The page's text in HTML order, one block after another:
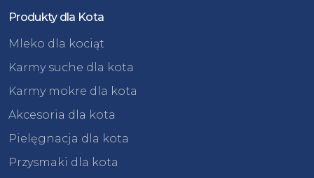
Produkty dla Kota
Mleko dla kociąt
Karmy suche dla kota
Karmy mokre dla kota
Akcesoria dla kota
Pielęgnacja dla kota
Przysmaki dla kota